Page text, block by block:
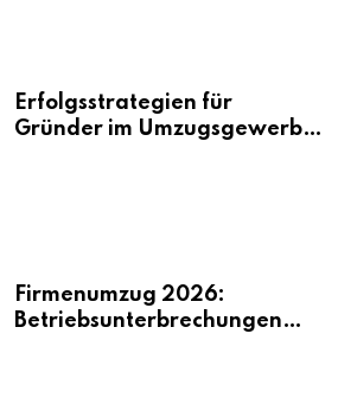
Erfolgsstrategien für
Gründer im Umzugsgewerbe
Firmenumzug 2026:
Betriebsunterbrechungen